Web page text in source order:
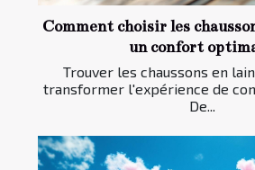
Comment choisir les
un confort
Trouver les chaussons en
transformer l'expérience de
De...